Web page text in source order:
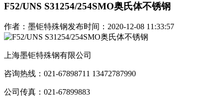
F52/UNS S31254/254SMO奥氏体不锈钢
作者：墨钜特殊钢发布时间：2020-12-08 11:33:57
上海墨钜特殊钢有限公司
咨询热线：021-67898711 13472787990
公司传真：021-67899883